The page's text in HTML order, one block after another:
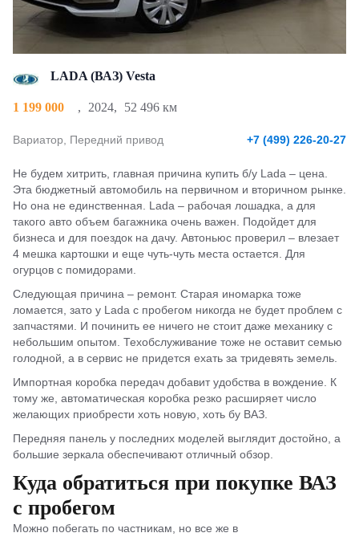
LADA (ВАЗ) Vesta
1 199 000 , 2024, 52 496 км
Вариатор, Передний привод +7 (499) 226-20-27
Не будем хитрить, главная причина купить б/у Lada – цена.
Эта бюджетный автомобиль на первичном и вторичном рынке.
Но она не единственная. Lada – рабочая лошадка, а для
такого авто объем багажника очень важен. Подойдет для
бизнеса и для поездок на дачу. Автоньюс проверил – влезает
4 мешка картошки и еще чуть-чуть места остается. Для
огурцов с помидорами.
Следующая причина – ремонт. Старая иномарка тоже
ломается, зато у Lada с пробегом никогда не будет проблем с
запчастями. И починить ее ничего не стоит даже механику с
небольшим опытом. Техобслуживание тоже не оставит семью
голодной, а в сервис не придется ехать за тридевять земель.
Импортная коробка передач добавит удобства в вождение. К
тому же, автоматическая коробка резко расширяет число
желающих приобрести хоть новую, хоть бу ВАЗ.
Передняя панель у последних моделей выглядит достойно, а
большие зеркала обеспечивают отличный обзор.
Куда обратиться при покупке ВАЗ
с пробегом
Можно побегать по частникам, но все же в